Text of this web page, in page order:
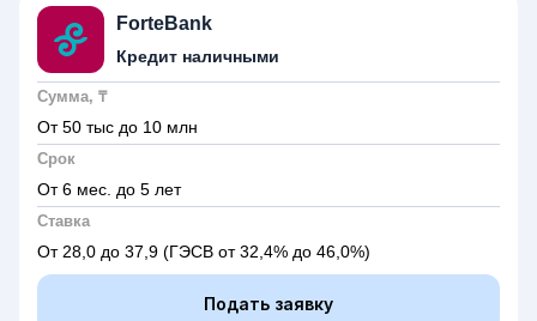
ForteBank
Кредит наличными
Сумма, ₸
От 50 тыс до 10 млн
Срок
От 6 мес. до 5 лет
Ставка
От 28,0 до 37,9 (ГЭСВ от 32,4% до 46,0%)
Подать заявку